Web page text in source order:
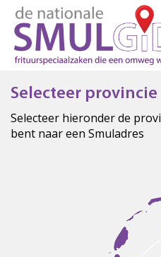
Selecteer provincie
Selecteer hieronder de
bent naar een Smuladres